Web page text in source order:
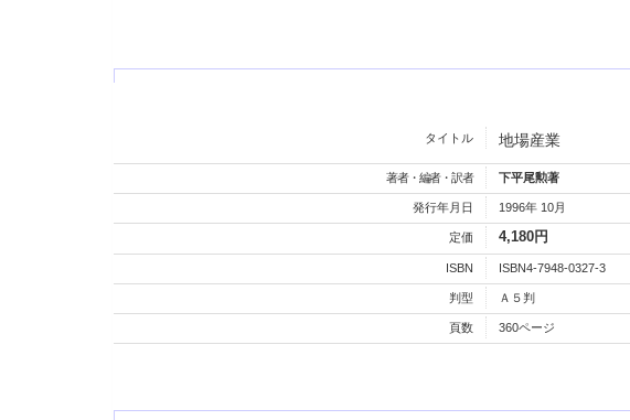
地場産業
タイトル
著者・編者・訳者 下平尾勲著
発行年月日 1996年 10月
定価 4,180円
ISBN ISBN4-7948-0327-3
判型 Ａ５判
頁数 360ページ